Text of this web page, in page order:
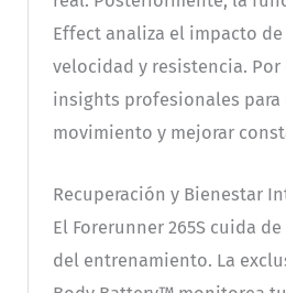
Effect analiza el impacto
velocidad y resistencia.
insights profesionales para
movimiento y mejorar
Recuperación y Bienestar
El Forerunner 265S cuida
del entrenamiento. La